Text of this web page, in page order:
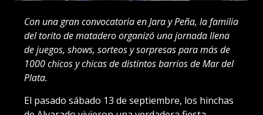
Con una gran convocatoria en Jara y Peña, la familia
del torito de matadero organizó una jornada llena
de juegos, shows, sorteos y sorpresas para más de
1000 chicos y chicas de distintos barrios de Mar del
Plata.
El pasado sábado 13 de septiembre, los hinchas